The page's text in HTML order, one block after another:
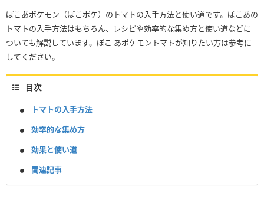
ぽこあポケモン（ぽこポケ）のトマトの入手方法と使い道です。ぽこあの
トマトの入手方法はもちろん、レシピや効率的な集め方と使い道などに
ついても解説しています。ぽこ あポケモントマトが知りたい方は参考に
してください。
目次
トマトの入手方法
効率的な集め方
効果と使い道
関連記事